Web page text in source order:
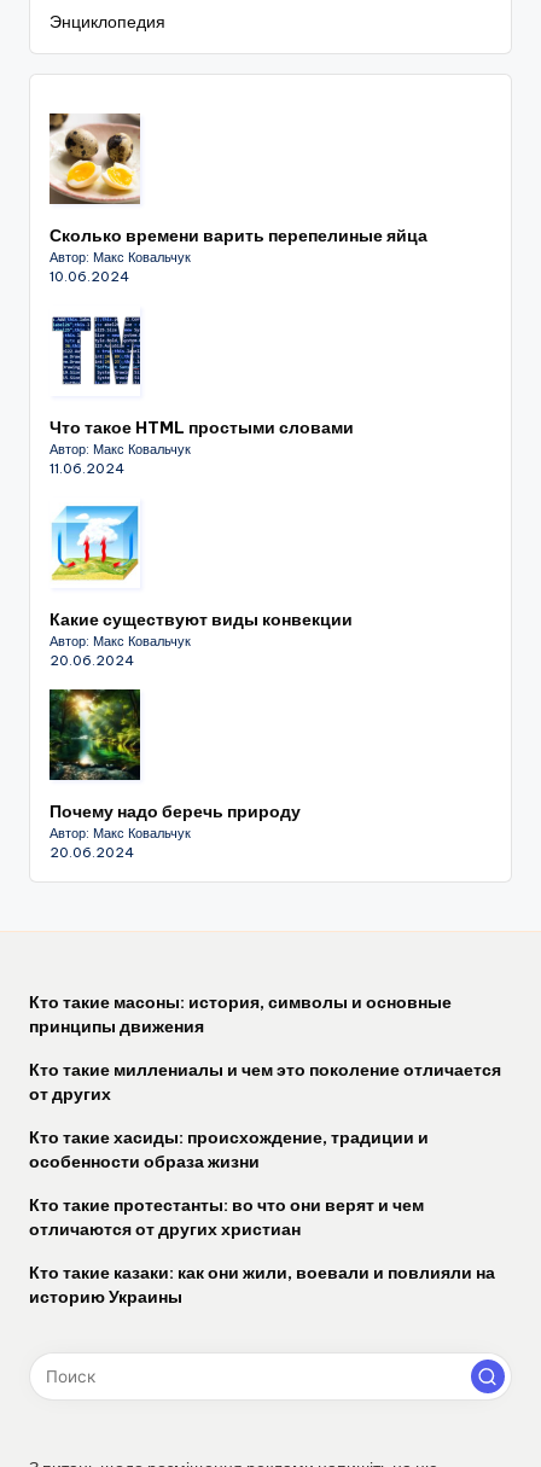
Энциклопедия
Сколько времени варить перепелиные яйца
Автор: Макс Ковальчук
10.06.2024
Что такое HTML простыми словами
Автор: Макс Ковальчук
11.06.2024
Какие существуют виды конвекции
Автор: Макс Ковальчук
20.06.2024
Почему надо беречь природу
Автор: Макс Ковальчук
20.06.2024
Кто такие масоны: история, символы и основные
принципы движения
Кто такие миллениалы и чем это поколение отличается
от других
Кто такие хасиды: происхождение, традиции и
особенности образа жизни
Кто такие протестанты: во что они верят и чем
отличаются от других христиан
Кто такие казаки: как они жили, воевали и повлияли на
историю Украины